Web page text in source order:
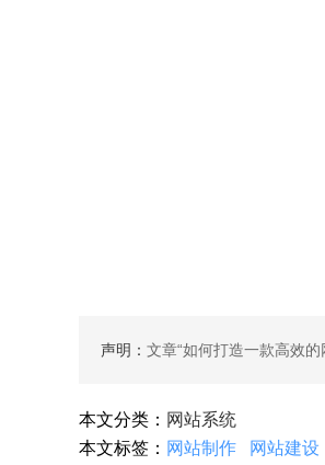
声明： 文章“如何打造一款高效的
本文分类： 网站系统
本文标签： 网站制作
网站建设